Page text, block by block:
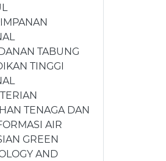
TABUNG
TINGGI
TENAGA DAN
AIR
GREEN
AND